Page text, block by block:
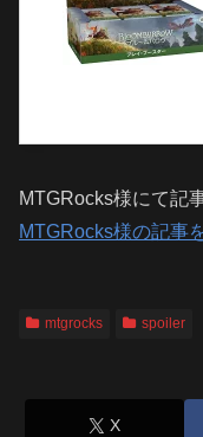
MTGRocks様にて記
MTGRocks様の記事
mtgrocks spoiler
X